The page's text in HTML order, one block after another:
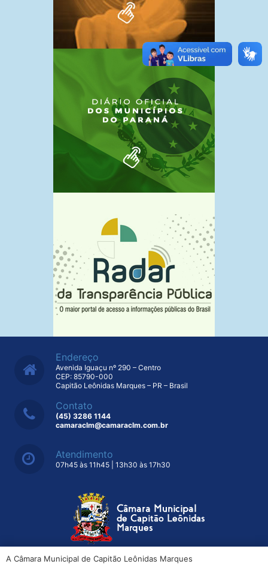
Endereço
Avenida Iguaçu nº 290 – Centro
CEP: 85790-000
Capitão Leônidas Marques – PR – Brasil
Contato
(45) 3286 1144
camaraclm@camaraclm.com.br
Atendimento
07h45 às 11h45 | 13h30 às 17h30
A Câmara Municipal de Capitão Leônidas Marques